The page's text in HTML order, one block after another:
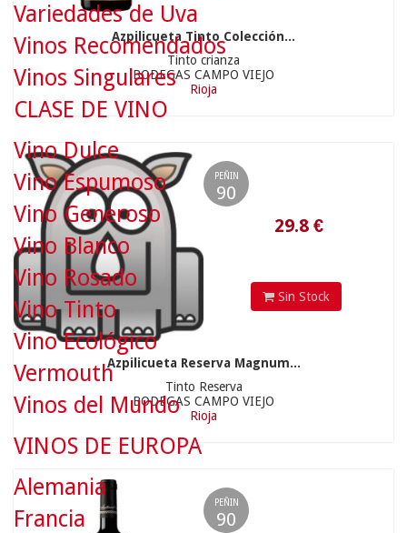
Azpilicueta Tinto Colección...
Tinto crianza
BODEGAS CAMPO VIEJO
Rioja
PEÑIN
90
Sin Stock
Azpilicueta Reserva Magnum...
Tinto Reserva
BODEGAS CAMPO VIEJO
Rioja
PEÑIN
90
Variedades de Uva
Vinos Recomendados
Vinos Singulares
CLASE DE VINO
Vino Dulce
Vino Espumoso
Vino Generoso
Vino Blanco
Vino Rosado
Vino Tinto
Vino Ecológico
Vermouth
Vinos del Mundo
VINOS DE EUROPA
Alemania
Francia